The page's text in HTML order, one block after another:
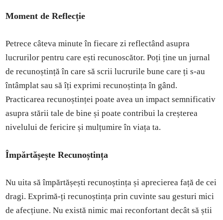
Moment de Reflecție
Petrece câteva minute în fiecare zi reflectând asupra
lucrurilor pentru care ești recunoscător. Poți ține un jurnal
de recunoștință în care să scrii lucrurile bune care ți s-au
întâmplat sau să îți exprimi recunoștința în gând.
Practicarea recunoștinței poate avea un impact semnificativ
asupra stării tale de bine și poate contribui la creșterea
nivelului de fericire și mulțumire în viața ta.
Împărtășește Recunoștința
Nu uita să împărtășești recunoștința și aprecierea față de cei
dragi. Exprimă-ți recunoștința prin cuvinte sau gesturi mici
de afecțiune. Nu există nimic mai reconfortant decât să știi